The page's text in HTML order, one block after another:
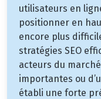
utilisateurs en
positionner en
encore plus
stratégies SEO
acteurs du
importantes ou
établi une forte